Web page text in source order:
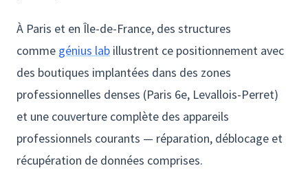
À Paris et en Île-de-France, des structures
comme génius lab illustrent ce positionnement avec
des boutiques implantées dans des zones
professionnelles denses (Paris 6e, Levallois-Perret)
et une couverture complète des appareils
professionnels courants — réparation, déblocage et
récupération de données comprises.